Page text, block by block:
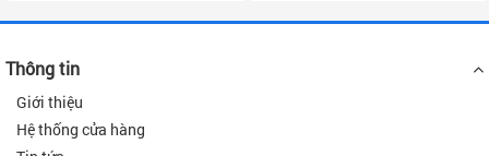
Thông tin
Giới thiệu
Hệ thống cửa hàng